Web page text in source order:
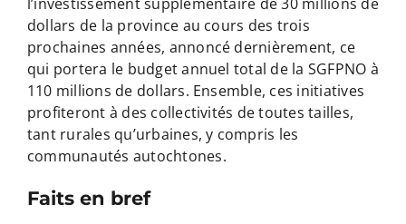
dollars de la province au cours des trois
prochaines années, annoncé dernièrement, ce
qui portera le budget annuel total de la SGFPNO à
110 millions de dollars. Ensemble, ces initiatives
profiteront à des collectivités de toutes tailles,
tant rurales qu’urbaines, y compris les
communautés autochtones.
Faits en bref